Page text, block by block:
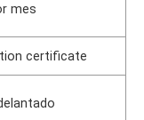
mes
certificate